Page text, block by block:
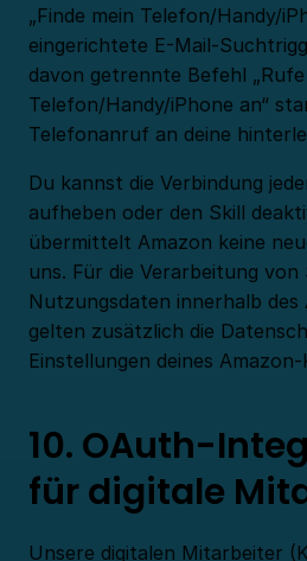
„Finde mein Telefon/Handy/
eingerichtete E-Mail-
davon getrennte Befehl „Rufe
Telefon/Handy/iPhone an“
Telefonanruf an deine
Du kannst die Verbindung
aufheben oder den Skill
übermittelt Amazon keine
uns. Für die Verarbeitung von
Nutzungsdaten innerhalb des
gelten zusätzlich die
Einstellungen deines
10. OAuth-
für digitale
Unsere digitalen Mitarbeiter